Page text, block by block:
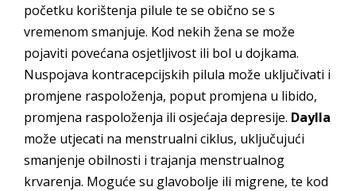
početku korištenja pilule te se obično se s
vremenom smanjuje. Kod nekih žena se može
pojaviti povećana osjetljivost ili bol u dojkama.
Nuspojava kontracepcijskih pilula može uključivati i
promjene raspoloženja, poput promjena u libido,
promjena raspoloženja ili osjećaja depresije. Daylla
može utjecati na menstrualni ciklus, uključujući
smanjenje obilnosti i trajanja menstrualnog
krvarenja. Moguće su glavobolje ili migrene, te kod